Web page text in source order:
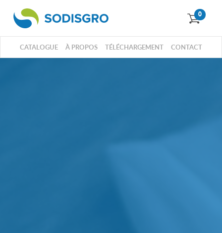
CATALOGUE À PROPOS TÉLÉCHARGEMENT CONTACT
0